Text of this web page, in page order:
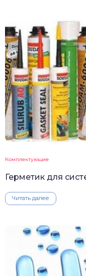
Комплектующие
Герметик для
Читать далее